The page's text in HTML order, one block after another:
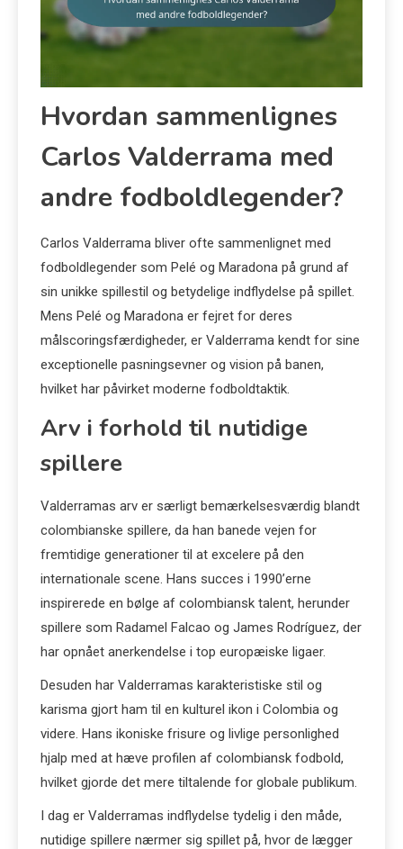
Hvordan sammenlignes
Carlos Valderrama med
andre fodboldlegender?
Carlos Valderrama bliver ofte sammenlignet med
fodboldlegender som Pelé og Maradona på grund af
sin unikke spillestil og betydelige indflydelse på spillet.
Mens Pelé og Maradona er fejret for deres
målscoringsfærdigheder, er Valderrama kendt for sine
exceptionelle pasningsevner og vision på banen,
hvilket har påvirket moderne fodboldtaktik.
Arv i forhold til nutidige
spillere
Valderramas arv er særligt bemærkelsesværdig blandt
colombianske spillere, da han banede vejen for
fremtidige generationer til at excelere på den
internationale scene. Hans succes i 1990’erne
inspirerede en bølge af colombiansk talent, herunder
spillere som Radamel Falcao og James Rodríguez, der
har opnået anerkendelse i top europæiske ligaer.
Desuden har Valderramas karakteristiske stil og
karisma gjort ham til en kulturel ikon i Colombia og
videre. Hans ikoniske frisure og livlige personlighed
hjalp med at hæve profilen af colombiansk fodbold,
hvilket gjorde det mere tiltalende for globale publikum.
I dag er Valderramas indflydelse tydelig i den måde,
nutidige spillere nærmer sig spillet på, hvor de lægger